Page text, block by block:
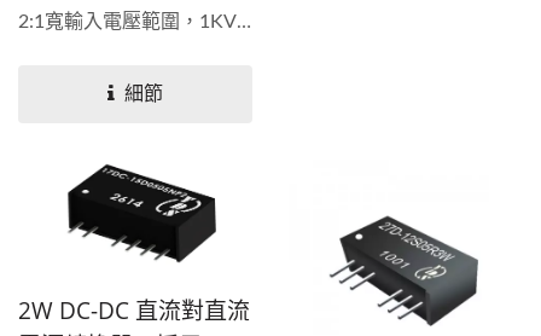
2:1寬輸入電壓範圍，1KV
細節
2W DC-DC 直流對直流